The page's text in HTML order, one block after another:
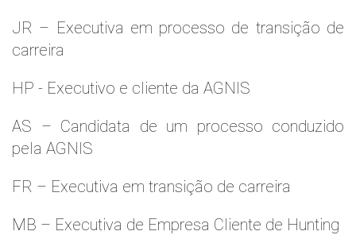
JR – Executiva em processo de transição de
carreira
HP - Executivo e cliente da AGNIS
AS – Candidata de um processo conduzido
pela AGNIS
FR – Executiva em transição de carreira
MB – Executiva de Empresa Cliente de Hunting